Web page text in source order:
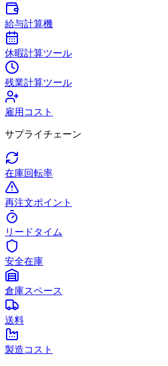
給与計算機
休暇計算ツール
残業計算ツール
雇用コスト
サプライチェーン
在庫回転率
再注文ポイント
リードタイム
安全在庫
倉庫スペース
送料
製造コスト